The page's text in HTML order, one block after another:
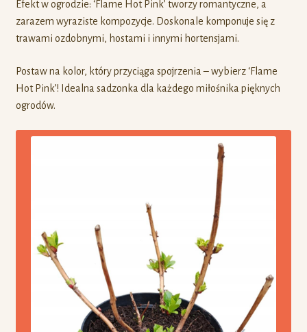
Efekt w ogrodzie: ‘Flame Hot Pink’ tworzy romantyczne, a
zarazem wyraziste kompozycje. Doskonale komponuje się z
trawami ozdobnymi, hostami i innymi hortensjami.
Postaw na kolor, który przyciąga spojrzenia – wybierz ‘Flame
Hot Pink’! Idealna sadzonka dla każdego miłośnika pięknych
ogrodów.